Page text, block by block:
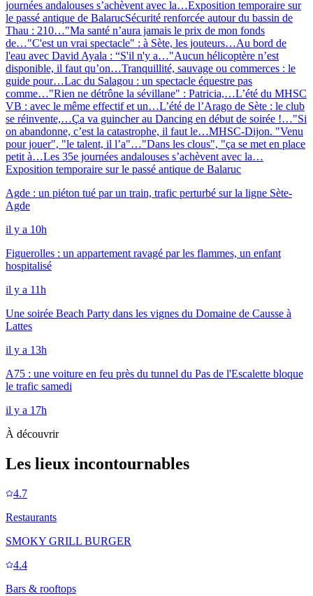
journées andalouses s’achèvent avec la…Exposition temporaire sur
le passé antique de BalarucSécurité renforcée autour du bassin de
Thau : 210…"Ma santé n’aura jamais le prix de mon fonds
de…"C'est un vrai spectacle" : à Sète, les jouteurs…Au bord de
l'eau avec David Ayala : “S'il n'y a…"Aucun hélicoptère n’est
disponible, il faut qu’on…Tranquillité, sauvage ou commerces : le
guide pour…Lac du Salagou : un spectacle équestre pas
comme…"Rien ne détrône la sévillane" : Patricia,…L’été du MHSC
VB : avec le même effectif et un…L’été de l’Arago de Sète : le club
se réinvente,…Ça va guincher au Dancing en début de soirée !…"Si
on abandonne, c’est la catastrophe, il faut le…MHSC-Dijon. "Venu
pour jouer", "le talent, il l’a"…"Dans les clous", "ça se met en place
petit à…Les 35e journées andalouses s’achèvent avec la…
Exposition temporaire sur le passé antique de Balaruc
Agde : un piéton tué par un train, trafic perturbé sur la ligne Sète-
Agde
il y a 10h
Figuerolles : un appartement ravagé par les flammes, un enfant
hospitalisé
il y a 11h
Une soirée Beach Party dans les vignes du Domaine de Causse à
Lattes
il y a 13h
A75 : une voiture en feu près du tunnel du Pas de l'Escalette bloque
le trafic samedi
il y a 17h
À découvrir
Les lieux incontournables
4.7
Restaurants
SMOKY GRILL BURGER
4.4
Bars & rooftops